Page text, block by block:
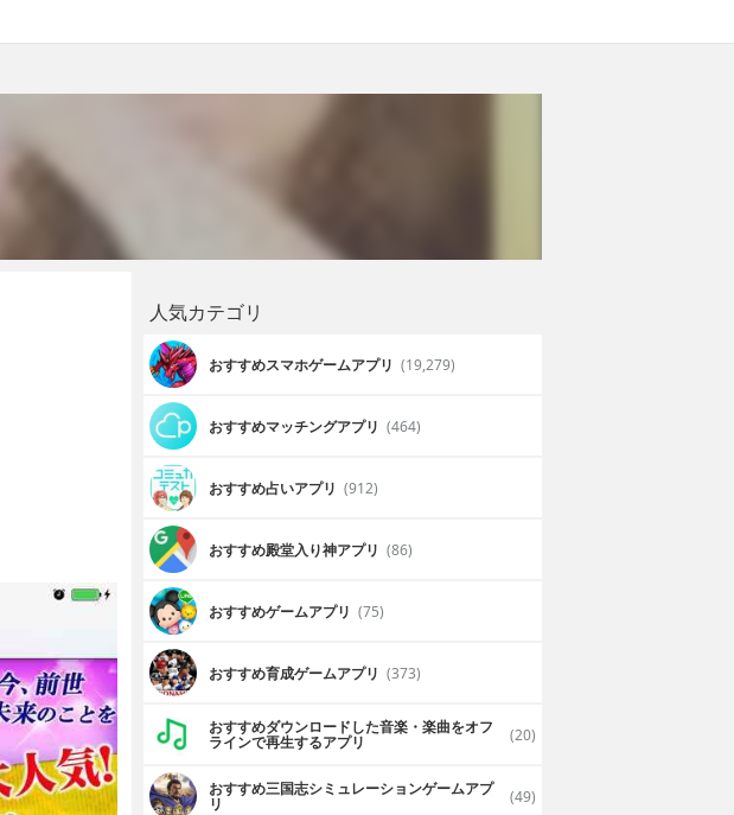
人気カテゴリ
おすすめスマホゲームアプリ (19,279)
おすすめマッチングアプリ (464)
おすすめ占いアプリ (912)
おすすめ殿堂入り神アプリ (86)
おすすめゲームアプリ (75)
おすすめ育成ゲームアプリ (373)
おすすめダウンロードした音楽・楽曲をオフ
ラインで再生するアプリ (20)
おすすめ三国志シミュレーションゲームアプ
リ (49)